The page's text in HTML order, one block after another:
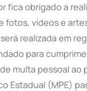
obrigado a
fotos, vídeos e
realizada em
para
multa pessoal ao
Estadual (MPE)